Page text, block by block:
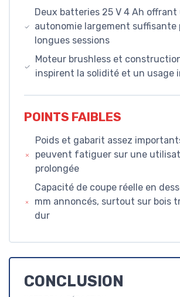
Deux batteries 25 V 4 Ah offrant
autonomie largement suffisante
longues sessions
Moteur brushless et
inspirent la solidité et un usage
POINTS FAIBLES
Poids et gabarit assez
peuvent fatiguer sur une
prolongée
Capacité de coupe réelle en
mm annoncés, surtout sur bois
dur
CONCLUSION